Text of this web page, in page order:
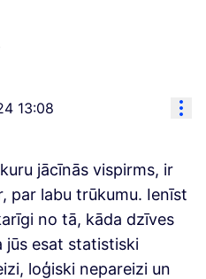
13:08
jācīnās vispirms, ir
par labu trūkumu. Ienīst
no tā, kāda dzīves
jūs esat statistiski
loģiski nepareizi un